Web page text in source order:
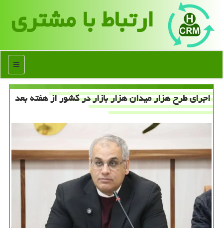
ارتباط با مشتری
منو
اجرای طرح هزار میدان هزار بازار در کشور از هفته بعد